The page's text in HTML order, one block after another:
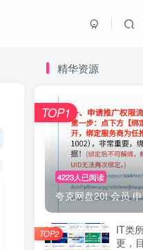
精华资源
4223人已阅读
夸克网盘20t 会员
TOP1
IT类
更，
TOP2